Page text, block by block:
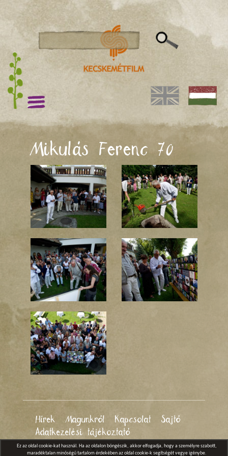
Mikulás Ferenc 70
Hírek Magunkról Kapcsolat
Sajtó
Adatkezelési tájékoztató
Ez az oldal cookie-kat használ. Ha az oldalon böngészik, akkor elfogadja, hogy a személyre szabott,
maradéktalan minőségű tartalom érdekében az oldal cookie-k segítségét vegye igénybe.